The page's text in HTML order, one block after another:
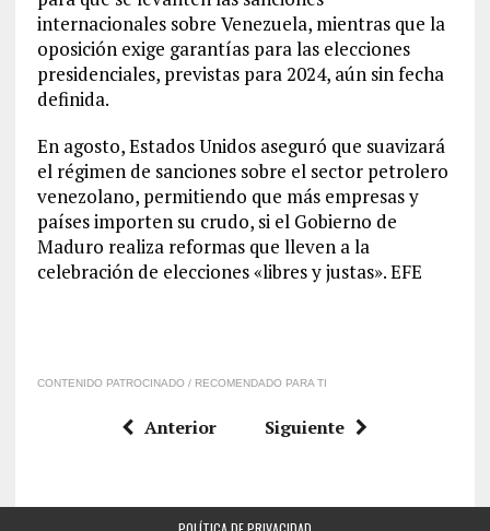
internacionales sobre Venezuela, mientras que la
oposición exige garantías para las elecciones
presidenciales, previstas para 2024, aún sin fecha
definida.
En agosto, Estados Unidos aseguró que suavizará
el régimen de sanciones sobre el sector petrolero
venezolano, permitiendo que más empresas y
países importen su crudo, si el Gobierno de
Maduro realiza reformas que lleven a la
celebración de elecciones «libres y justas». EFE
CONTENIDO PATROCINADO / RECOMENDADO PARA TI
Anterior Siguiente